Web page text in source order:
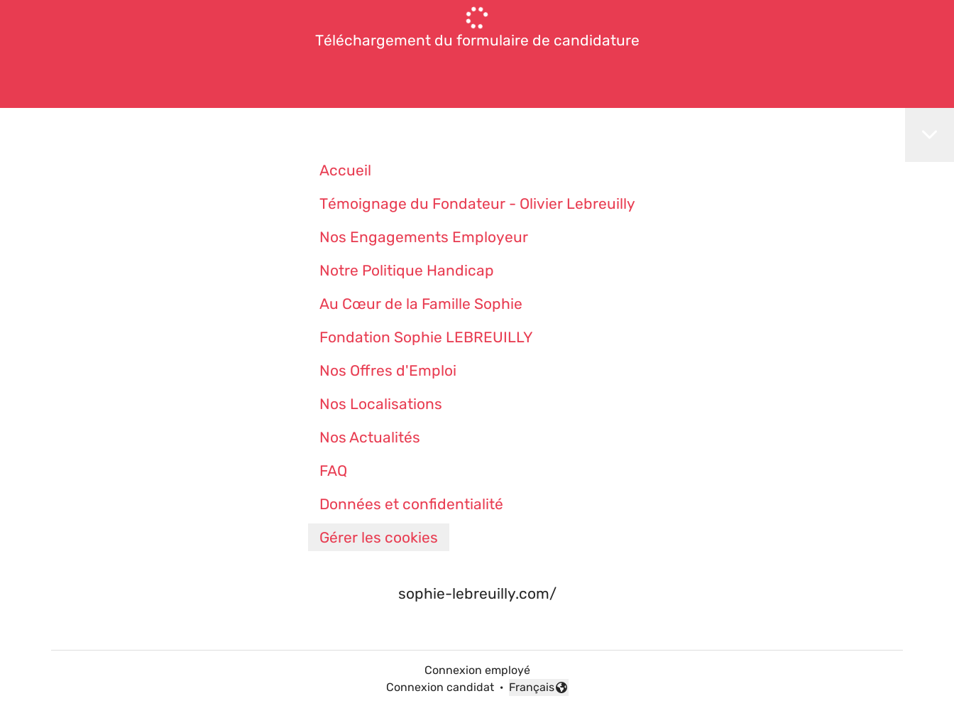
Téléchargement du formulaire de candidature
Accueil
Témoignage du Fondateur - Olivier Lebreuilly
Nos Engagements Employeur
Notre Politique Handicap
Au Cœur de la Famille Sophie
Fondation Sophie LEBREUILLY
Nos Offres d'Emploi
Nos Localisations
Nos Actualités
FAQ
Données et confidentialité
Gérer les cookies
sophie-lebreuilly.com/
Connexion employé
Connexion candidat ·
Changer la langue
Français